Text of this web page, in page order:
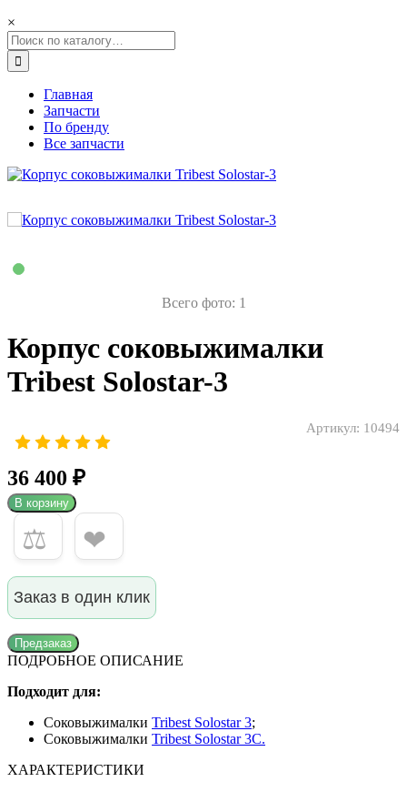
×
Главная
Запчасти
По бренду
Все запчасти
Всего фото: 1
Корпус соковыжималки
Tribest Solostar-3
Артикул: 10494
36 400 ₽
В корзину
⚖ ❤
Заказ в один клик
Предзаказ
ПОДРОБНОЕ ОПИСАНИЕ
Подходит для:
Соковыжималки Tribest Solostar 3;
Соковыжималки Tribest Solostar 3C.
ХАРАКТЕРИСТИКИ